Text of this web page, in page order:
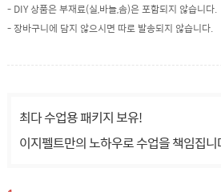
- DIY 상품은 부재료(실,바늘,솜)은 포함되지 않습니다.
- 장바구니에 담지 않으시면 따로 발송되지 않습니다.
최다 수업용 패키지 보유!
이지펠트만의 노하우로 수업을 책임집니